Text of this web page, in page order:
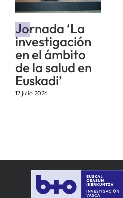
Jornada ‘La
investigación
en el ámbito
de la salud en
Euskadi’
17 julio 2026